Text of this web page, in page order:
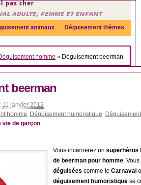
pas cher
adulte, femme et enfant
animaux Déguisement thèmes
Déguisements par genre Idées
homme » Déguisement beerman
beerman
11 janvier 2012
homme, Déguisement humoristique,
vie de garçon
Vous incarnerez un superhéros
de beerman pour homme.
déguisées comme le Carnaval
déguisement humoristique se